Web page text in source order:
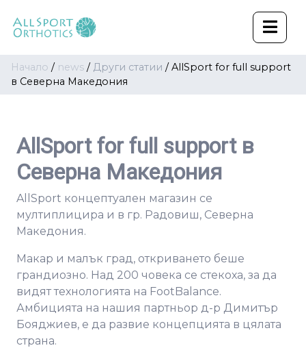
Начало / news / Други статии /AllSport for full support
в Северна Македония
AllSport for full support в
Северна Македония
AllSport концептуален магазин се
мултиплицира и в гр. Радовиш, Северна
Македония.
Макар и малък град, откриването беше
грандиозно. Над 200 човека се стекоха, за да
видят технологията на FootBalance.
Амбицията на нашия партньор д-р Димитър
Бояджиев, е да развие концепцията в цялата
страна.